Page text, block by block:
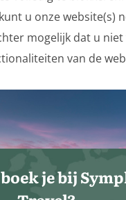
u onze website(s)
mogelijk dat u niet
van de
je bij